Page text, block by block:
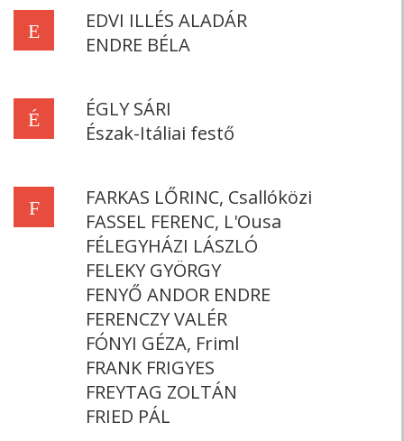
E
EDVI ILLÉS ALADÁR
ENDRE BÉLA
É
ÉGLY SÁRI
Észak-Itáliai festő
F
FARKAS LŐRINC, Csallóközi
FASSEL FERENC, L'Ousa
FÉLEGYHÁZI LÁSZLÓ
FELEKY GYÖRGY
FENYŐ ANDOR ENDRE
FERENCZY VALÉR
FÓNYI GÉZA, Friml
FRANK FRIGYES
FREYTAG ZOLTÁN
FRIED PÁL